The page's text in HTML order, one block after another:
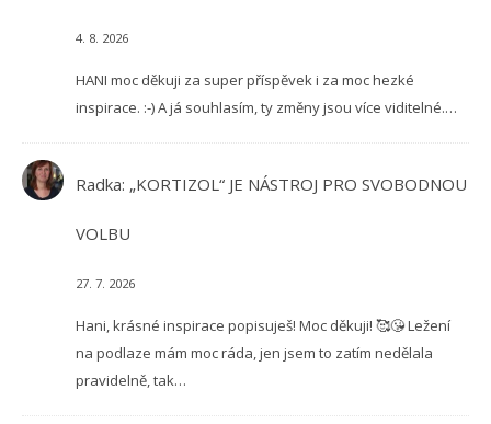
4. 8. 2026
HANI moc děkuji za super příspěvek i za moc hezké
inspirace. :-) A já souhlasím, ty změny jsou více viditelné.…
Radka: „KORTIZOL“ JE NÁSTROJ PRO SVOBODNOU
VOLBU
27. 7. 2026
Hani, krásné inspirace popisuješ! Moc děkuji! 🥰😘 Ležení
na podlaze mám moc ráda, jen jsem to zatím nedělala
pravidelně, tak…